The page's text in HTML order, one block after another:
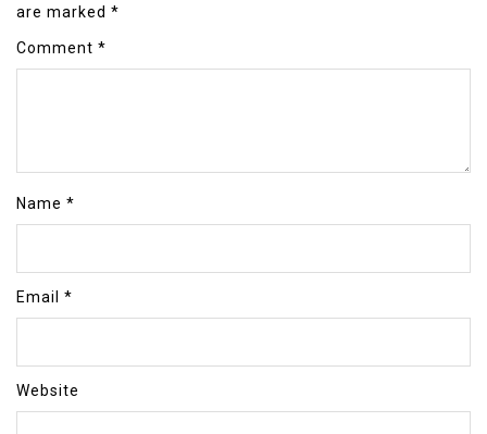
are marked *
Comment *
Name *
Email *
Website